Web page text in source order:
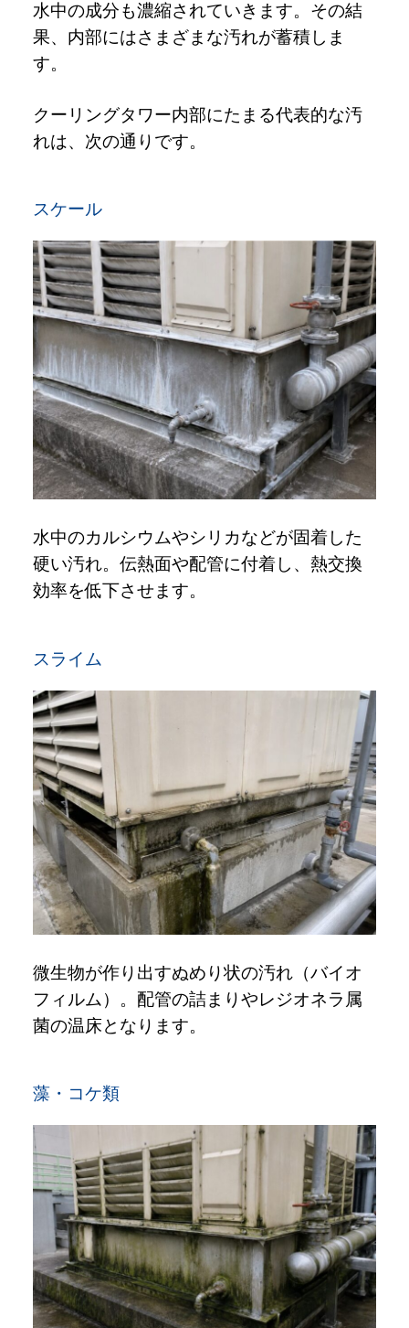
水中の成分も濃縮されていきます。その結
果、内部にはさまざまな汚れが蓄積しま
す。
クーリングタワー内部にたまる代表的な汚
れは、次の通りです。
スケール
水中のカルシウムやシリカなどが固着した
硬い汚れ。伝熱面や配管に付着し、熱交換
効率を低下させます。
スライム
微生物が作り出すぬめり状の汚れ（バイオ
フィルム）。配管の詰まりやレジオネラ属
菌の温床となります。
藻・コケ類